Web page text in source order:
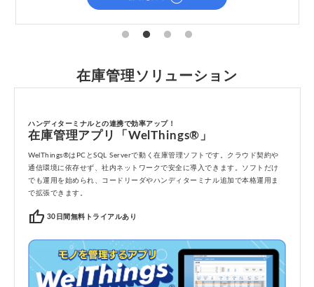
在庫管理ソリューション
ハンディターミナルとの連携で効率アップ！
在庫管理アプリ「WelThings®」
WelThings®はPCとSQL Serverで動く在庫管理ソフトです。クラウド契約や
通信環境に依存せず、社内ネットワークで安全に導入できます。ソフトだけ
でも運用を始められ、コードリーダやハンディターミナル追加で本格運用ま
で拡張できます。
thumb_up 30日間無料トライアルあり